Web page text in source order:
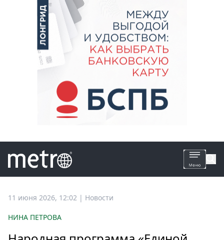
Все
11 июня 2026, 12:02 | Новости
НИНА ПЕТРОВА